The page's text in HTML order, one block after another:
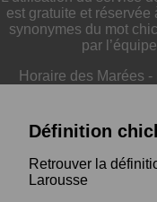
est gratuite et
synonymes du mot
par
Horaire des Marées -
Définition
Retrouver la
Larousse